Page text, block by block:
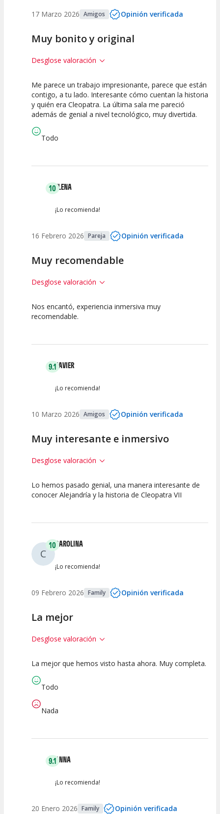
17 Marzo 2026 Amigos Opinión verificada
Muy bonito y original
Desglose valoración
10
Calidad del
Espectáculo
10
Puesta en
Escena
10
Interpretación
artística
Me parece un trabajo impresionante, parece que están
contigo, a tu lado. Interesante cómo cuentan la historia
y quién era Cleopatra. La última sala me pareció
además de genial a nivel tecnológico, muy divertida.
Todo
10ELENA
¡Lo recomienda!
16 Febrero 2026 Pareja Opinión verificada
Muy recomendable
Desglose valoración
10 10 10
Nos encantó, experiencia inmersiva muy
recomendable.
9.1JAVIER
¡Lo recomienda!
10 Marzo 2026 Amigos Opinión verificada
Muy interesante e inmersivo
Desglose valoración
10 10 7.5
Lo hemos pasado genial, una manera interesante de
conocer Alejandría y la historia de Cleopatra VII
C
10CAROLINA
¡Lo recomienda!
09 Febrero 2026 Family Opinión verificada
La mejor
Desglose valoración
10
Calidad del
Espectáculo
10 10
La mejor que hemos visto hasta ahora. Muy completa.
Todo
Nada
9.1ANNA
¡Lo recomienda!
20 Enero 2026 Family Opinión verificada